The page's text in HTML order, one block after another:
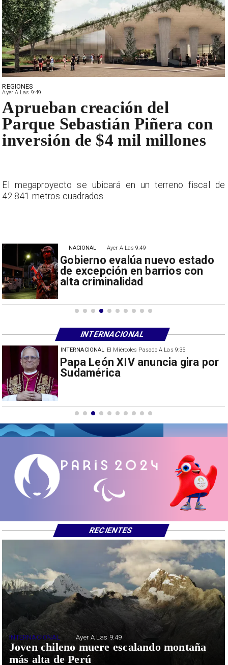
El Miércoles Pasado A Las 9:35
China restringe exportación de
drones a EEUU y sanciona
INTERNACIONAL
Ayer A Las 9:49
Gobierno evalúa nuevo estado
de excepción en barrios con
alta criminalidad
NACIONAL
REGIONES
Ayer A Las 9:49
Aprueban creación del
Parque Sebastián Piñera con
inversión de $4 mil millones
El megaproyecto se ubicará en un terreno fiscal de
42.841 metros cuadrados.
INTERNACIONAL
Joven chileno muere escalando montaña
más alta de Perú
INTERNACIONAL Ayer A Las 9:49
RECIENTES